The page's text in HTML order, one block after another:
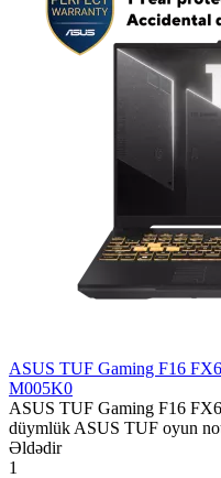
ASUS TUF Gaming F16
M005K0
ASUS TUF Gaming F16
düymlük ASUS TUF oyun
Əldədir
1